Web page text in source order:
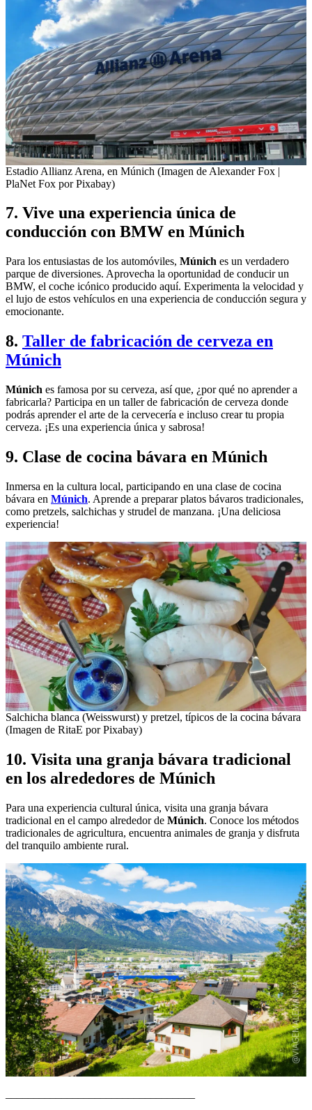
Estadio Allianz Arena, en Múnich (Imagen de Alexander Fox |
PlaNet Fox por Pixabay)
7. Vive una experiencia única de
conducción con BMW en Múnich
Para los entusiastas de los automóviles, Múnich es un verdadero
parque de diversiones. Aprovecha la oportunidad de conducir un
BMW, el coche icónico producido aquí. Experimenta la velocidad y
el lujo de estos vehículos en una experiencia de conducción segura y
emocionante.
8. Taller de fabricación de cerveza en
Múnich
Múnich es famosa por su cerveza, así que, ¿por qué no aprender a
fabricarla? Participa en un taller de fabricación de cerveza donde
podrás aprender el arte de la cervecería e incluso crear tu propia
cerveza. ¡Es una experiencia única y sabrosa!
9. Clase de cocina bávara en Múnich
Inmersa en la cultura local, participando en una clase de cocina
bávara en Múnich. Aprende a preparar platos bávaros tradicionales,
como pretzels, salchichas y strudel de manzana. ¡Una deliciosa
experiencia!
Salchicha blanca (Weisswurst) y pretzel, típicos de la cocina bávara
(Imagen de RitaE por Pixabay)
10. Visita una granja bávara tradicional
en los alrededores de Múnich
Para una experiencia cultural única, visita una granja bávara
tradicional en el campo alrededor de Múnich. Conoce los métodos
tradicionales de agricultura, encuentra animales de granja y disfruta
del tranquilo ambiente rural.